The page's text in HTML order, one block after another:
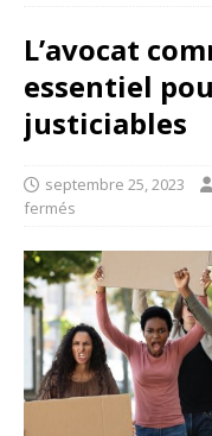
L’avocat
essentiel
justiciables
septembre 25, 2023
fermés